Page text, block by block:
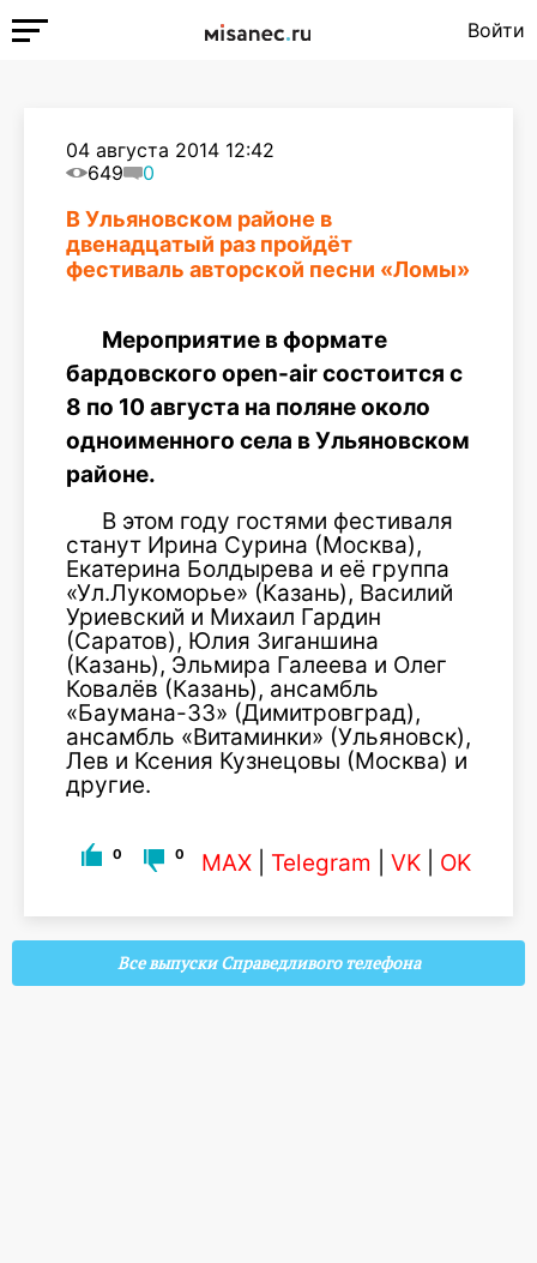
Войти
04 августа 2014 12:42
649
0
В Ульяновском районе в
двенадцатый раз пройдёт
фестиваль авторской песни «Ломы»
Мероприятие в формате
бардовского open-air состоится с
8 по 10 августа на поляне около
одноименного села в Ульяновском
районе.
В этом году гостями фестиваля
станут Ирина Сурина (Москва),
Екатерина Болдырева и её группа
«Ул.Лукоморье» (Казань), Василий
Уриевский и Михаил Гардин
(Саратов), Юлия Зиганшина
(Казань), Эльмира Галеева и Олег
Ковалёв (Казань), ансамбль
«Баумана-33» (Димитровград),
ансамбль «Витаминки» (Ульяновск),
Лев и Ксения Кузнецовы (Москва) и
другие.
0 0 MAX Telegram VK OK
Все выпуски Справедливого телефона